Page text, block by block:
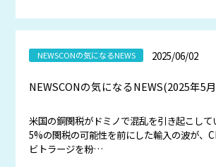
NEWSCONの気になるNEWS 2025/06/02
NEWSCONの気になるNEWS(2025年5月
米国の銅関税がドミノで混乱を引き起こして
5%の関税の可能性を前にした輸入の波が、
ビトラージを粉…